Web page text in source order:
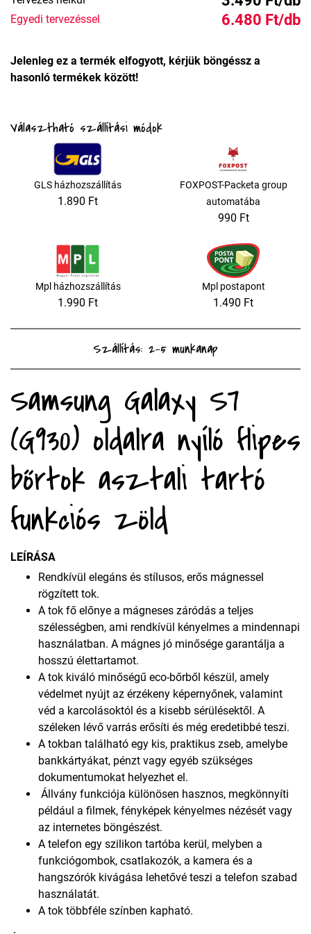
Egyedi tervezéssel 6.480 Ft/db
Jelenleg ez a termék elfogyott, kérjük böngéssz a
hasonló termékek között!
Választható szállítási módok
GLS házhozszállítás
1.890 Ft
FOXPOST-Packeta group
automatába
990 Ft
Mpl házhozszállítás
1.990 Ft
Mpl postapont
1.490 Ft
Szállítás: 2-5 munkanap
Samsung Galaxy S7
(G930) oldalra nyíló flipes
bőrtok asztali tartó
funkciós zöld
LEÍRÁSA
Rendkívül elegáns és stílusos, erős mágnessel
rögzített tok.
A tok fő előnye a mágneses záródás a teljes
szélességben, ami rendkívül kényelmes a mindennapi
használatban. A mágnes jó minősége garantálja a
hosszú élettartamot.
A tok kiváló minőségű eco-bőrből készül, amely
védelmet nyújt az érzékeny képernyőnek, valamint
véd a karcolásoktól és a kisebb sérülésektől. A
széleken lévő varrás erősíti és még eredetibbé teszi.
A tokban található egy kis, praktikus zseb, amelybe
bankkártyákat, pénzt vagy egyéb szükséges
dokumentumokat helyezhet el.
Állvány funkciója különösen hasznos, megkönnyíti
például a filmek, fényképek kényelmes nézését vagy
az internetes böngészést.
A telefon egy szilikon tartóba kerül, melyben a
funkciógombok, csatlakozók, a kamera és a
hangszórók kivágása lehetővé teszi a telefon szabad
használatát.
A tok többféle színben kapható.